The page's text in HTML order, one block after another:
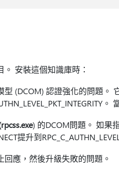
安裝這個知識庫時：
(DCOM) 認證強化的問題。
) 的DCOM問題。 如果
提升到
應，然後升級失敗的問題。